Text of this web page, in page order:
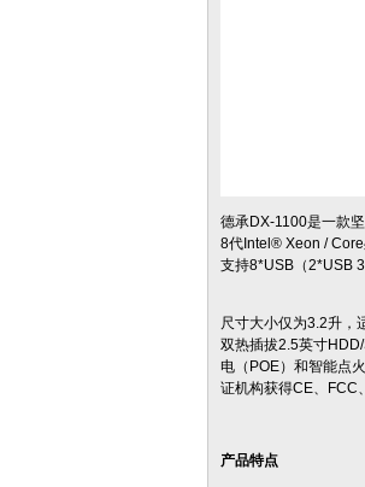
德承DX-1100是一款
8代Intel® Xeon /
支持8*USB（2*USB
尺寸大小仅为3.2升，
双热插拔2.5英寸
电（POE）和智能点
证机构获得CE、FCC
产品特点